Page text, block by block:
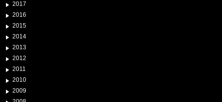
2017
2016
2015
2014
2013
2012
2011
2010
2009